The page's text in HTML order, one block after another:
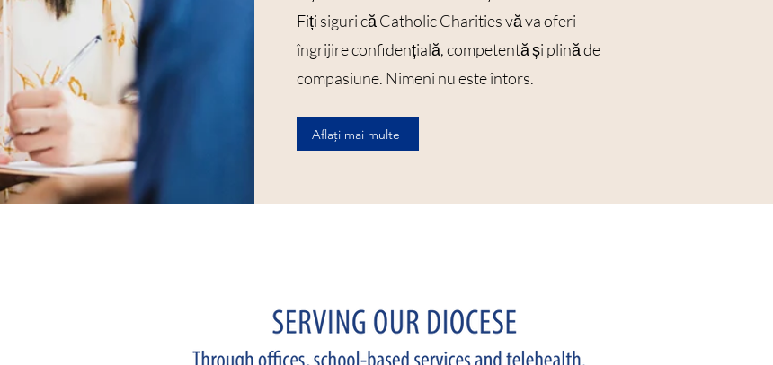
Fiți siguri că Catholic Charities vă va oferi
îngrijire confidențială, competentă și plină de
compasiune. Nimeni nu este întors.
Aflați mai multe